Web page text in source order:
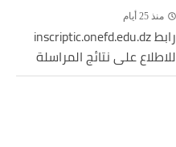
منذ 25 أيام
رابط inscriptic.onefd.edu.dz
للاطلاع على نتائج المراسلة